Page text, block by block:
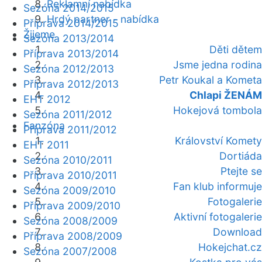
Reklamní nabídka
Hrdý partner - nabídka
Žijeme
Děti dětem
Jsme jedna rodina
Petr Koukal a Kometa
Chlapi ŽENÁM
Hokejová tombola
Fanzóna
Království Komety
Dortiáda
Ptejte se
Fan klub informuje
Fotogalerie
Aktivní fotogalerie
Download
Hokejchat.cz
Sezóna 2014/2015
Příprava 2014/2015
Sezóna 2013/2014
Příprava 2013/2014
Sezóna 2012/2013
Příprava 2012/2013
EHT 2012
Sezóna 2011/2012
Příprava 2011/2012
EHT 2011
Sezóna 2010/2011
Příprava 2010/2011
Sezóna 2009/2010
Příprava 2009/2010
Sezóna 2008/2009
Příprava 2008/2009
Sezóna 2007/2008